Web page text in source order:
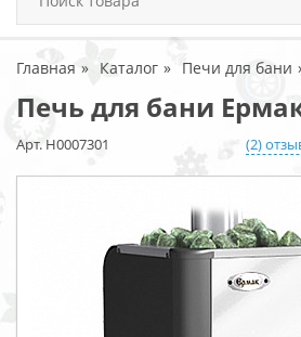
Главная Каталог Печи для бани
Печь для бани
Арт. Н0007301 (2)